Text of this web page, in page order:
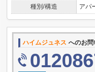
種別/構造
アパ
ハイムジュネス へのお